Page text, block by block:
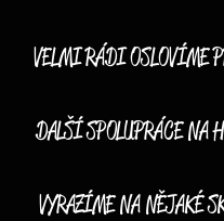
VELMI RÁDI OSLOVÍME
DALŠÍ SPOLUPRÁCE
VYRAZÍME NA NĚJAKÉ